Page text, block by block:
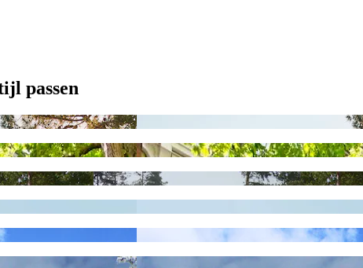
passen